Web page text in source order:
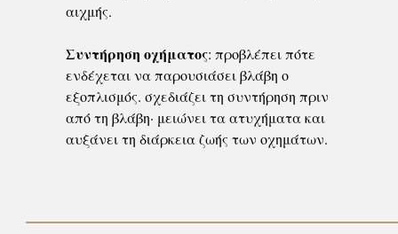
αιχμής.
Συντήρηση οχήματος: προβλέπει πότε
ενδέχεται να παρουσιάσει βλάβη ο
εξοπλισμός. σχεδιάζει τη συντήρηση πριν
από τη βλάβη· μειώνει τα ατυχήματα και
αυξάνει τη διάρκεια ζωής των οχημάτων.